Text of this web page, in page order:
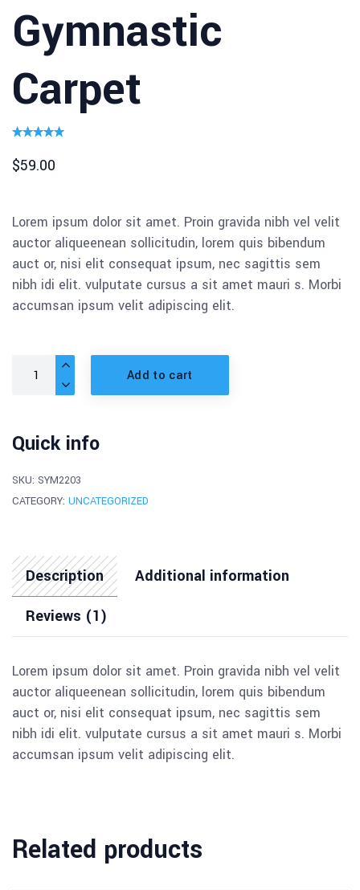
Gymnastic
Carpet
of 5
based
rating
$59.00
Lorem ipsum dolor sit amet. Proin gravida nibh vel velit
auctor aliqueenean sollicitudin, lorem quis bibendum
auct or, nisi elit consequat ipsum, nec sagittis sem
nibh idi elit. vulputate cursus a sit amet mauri s. Morbi
accumsan ipsum velit adipiscing elit.
Add to cart
Quick info
SKU: SYM2203
CATEGORY: UNCATEGORIZED
Description
Additional information
Reviews (1)
Lorem ipsum dolor sit amet. Proin gravida nibh vel velit
auctor aliqueenean sollicitudin, lorem quis bibendum
auct or, nisi elit consequat ipsum, nec sagittis sem
nibh idi elit. vulputate cursus a sit amet mauri s. Morbi
accumsan ipsum velit adipiscing elit.
Related products